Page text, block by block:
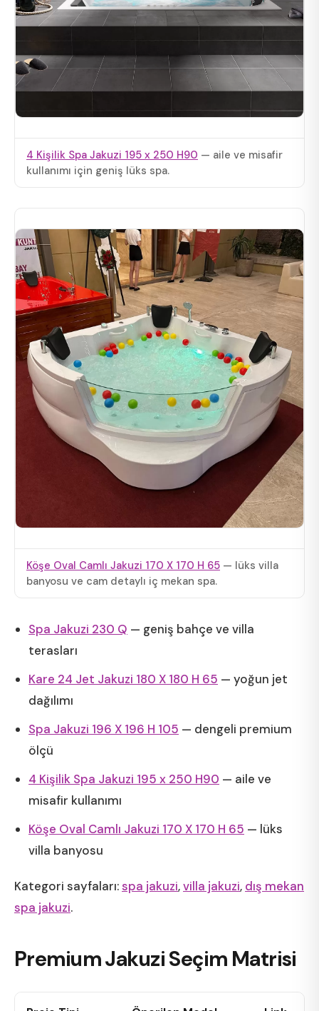
4 Kişilik Spa Jakuzi 195 x 250 H90 — aile ve misafir
kullanımı için geniş lüks spa.
Köşe Oval Camlı Jakuzi 170 X 170 H 65 — lüks villa
banyosu ve cam detaylı iç mekan spa.
Spa Jakuzi 230 Q — geniş bahçe ve villa
terasları
Kare 24 Jet Jakuzi 180 X 180 H 65 — yoğun jet
dağılımı
Spa Jakuzi 196 X 196 H 105 — dengeli premium
ölçü
4 Kişilik Spa Jakuzi 195 x 250 H90 — aile ve
misafir kullanımı
Köşe Oval Camlı Jakuzi 170 X 170 H 65 — lüks
villa banyosu
Kategori sayfaları:spa jakuzi,villa jakuzi, dış mekan
spa jakuzi.
Premium Jakuzi Seçim Matrisi